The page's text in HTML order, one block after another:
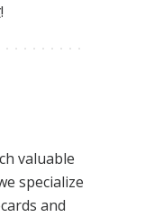
valuable
specialize
and